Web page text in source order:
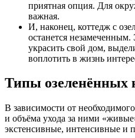
приятная опция. Для
важная.
И, наконец, коттедж с
останется
украсить свой дом,
воплотить в жизнь
Типы
В зависимости от
и объёма ухода за ними
экстенсивные, интенсивные и